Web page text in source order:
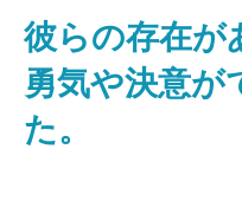
彼らの存在が
勇気や決意が
た。